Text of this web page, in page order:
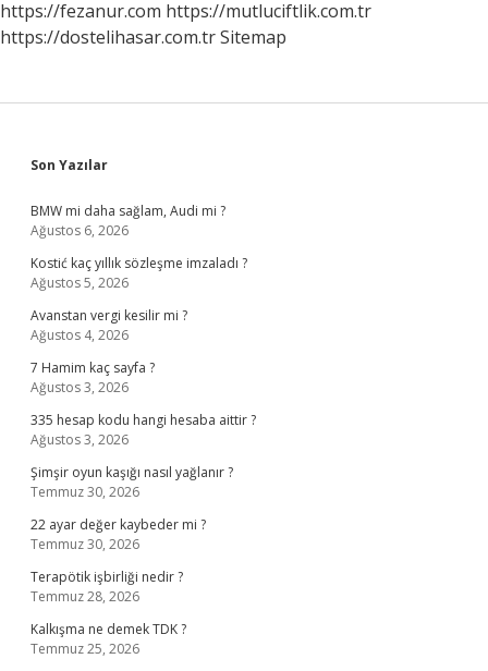
https://fezanur.com https://mutluciftlik.com.tr
https://dostelihasar.com.trSitemap
Sidebar
Son Yazılar
BMW mi daha sağlam, Audi mi ?
Ağustos 6, 2026
Kostić kaç yıllık sözleşme imzaladı ?
Ağustos 5, 2026
Avanstan vergi kesilir mi ?
Ağustos 4, 2026
7 Hamim kaç sayfa ?
Ağustos 3, 2026
335 hesap kodu hangi hesaba aittir ?
Ağustos 3, 2026
Şimşir oyun kaşığı nasıl yağlanır ?
Temmuz 30, 2026
22 ayar değer kaybeder mi ?
Temmuz 30, 2026
Terapötik işbirliği nedir ?
Temmuz 28, 2026
Kalkışma ne demek TDK ?
Temmuz 25, 2026